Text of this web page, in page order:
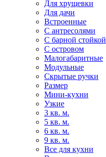
Для хрущевки
Для дачи
Встроенные
С антресолями
С барной стойкой
С островом
Малогабаритные
Модульные
Скрытые ручки
Размер
Мини-кухни
Узкие
3 кв. м.
5 кв. м.
6 кв. м.
9 кв. м.
Все для кухни